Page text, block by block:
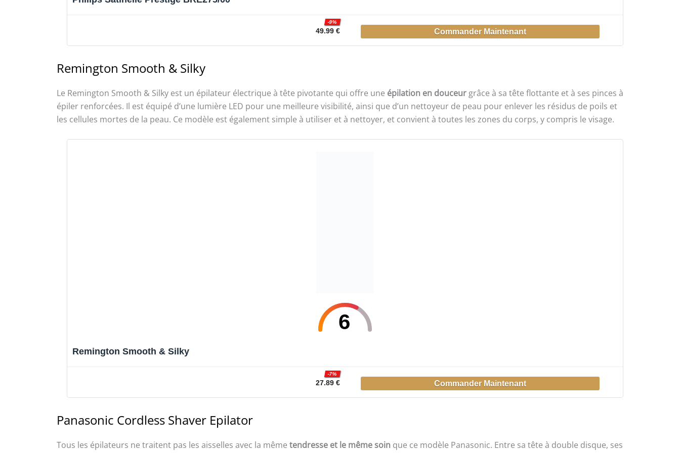
49.99 €
-9%
Remington Smooth & Silky
Le Remington Smooth & Silky est un épilateur électrique à tête pivotante qui offre une épilation en douceur grâce à sa tête flottante et à ses pinces à
épiler renforcées. Il est équipé d’une lumière LED pour une meilleure visibilité, ainsi que d’un nettoyeur de peau pour enlever les résidus de poils et
les cellules mortes de la peau. Ce modèle est également simple à utiliser et à nettoyer, et convient à toutes les zones du corps, y compris le visage.
6
Remington Smooth & Silky
27.89 €
-7%
Panasonic Cordless Shaver Epilator
Tous les épilateurs ne traitent pas les aisselles avec la même tendresse et le même soin que ce modèle Panasonic. Entre sa tête à double disque, ses